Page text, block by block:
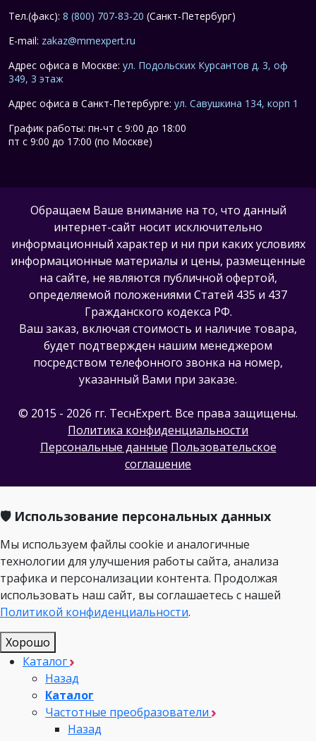
Тел.(факс): 8 (800) 707-83-20 (Санкт-Петербург)
E-mail: zakaz@mmexpert.ru
Адрес офиса в Москве: ул. Подольских Курсантов д. 3, оф
349, 3 этаж
Адрес офиса в Санкт-Петербурге: ул. Савушкина 134, корп 1
График работы: пн-чт с 9:00 до 18:00
пт с 9:00 до 17:00 (по Москве)
Обращаем Ваше внимание на то, что данный
интернет-сайт носит исключительно
информационный характер и ни при каких условиях
информационные материалы и цены, размещенные
на сайте, не являются публичной офертой,
определяемой положениями Статей 435 и 437
Гражданского кодекса РФ.
Ваш заказ, включая стоимость и наличие товара,
будет подтвержден нашим менеджером
посредством телефонного звонка на номер,
указанный Вами при заказе.
© 2015 - 2026 гг. ТеcнExpert. Все права защищены.
Политика конфиденциальности
Персональные данные Пользовательское
соглашение
🛡️ Использование персональных данных
Мы используем файлы cookie и аналогичные
технологии для улучшения работы сайта, анализа
трафика и персонализации контента. Продолжая
использовать наш сайт, вы соглашаетесь с нашей
Политикой конфиденциальности.
Хорошо
Каталог
Назад
Каталог
Частотные преобразователи
Назад